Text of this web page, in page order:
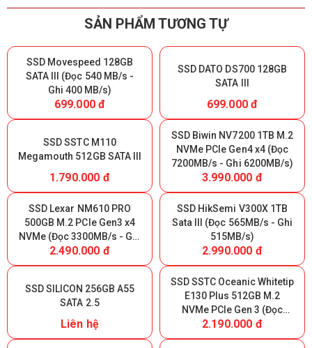
SẢN PHẨM TƯƠNG TỰ
SSD Movespeed 128GB
SATA III (Đọc 540 MB/s -
Ghi 400 MB/s)
699.000 đ
SSD DATO DS700 128GB
SATA III
699.000 đ
SSD SSTC M110
Megamouth 512GB SATA III
1.790.000 đ
SSD Biwin NV7200 1TB M.2
NVMe PCIe Gen4 x4 (Đọc
7200MB/s - Ghi 6200MB/s)
3.990.000 đ
SSD Lexar NM610 PRO
500GB M.2 PCIe Gen3 x4
NVMe (Đọc 3300MB/s - Ghi
1700MB/s)
2.490.000 đ
SSD HikSemi V300X 1TB
Sata III (Đọc 565MB/s - Ghi
515MB/s)
2.990.000 đ
SSD SILICON 256GB A55
SATA 2.5
Liên hệ
SSD SSTC Oceanic Whitetip
E130 Plus 512GB M.2
NVMe PCIe Gen 3 (Đọc
3200MB/s - Ghi 2700MB/s)
2.190.000 đ